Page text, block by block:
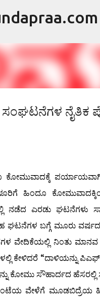
ನೈತಿಕ
ಪರ್ಯಾಯವಾಗಿ
ಹಿಂದೂ
ನಡೆದ ಎರಡು ಘಟನೆಗಳು
ಘಟನೆಗಳ ಬಗ್ಗೆ ಮೂರು
ವೇದಿಕೆಯಲ್ಲಿ ನಿಂತು ಮಾನವ
ಕೇಳಿದರೆ “ದಾಳಿಯನ್ನು
ಕೋಮು ಸೌಹಾರ್ದದ ಹೆಸರಲ್ಲಿ
ವೇಳೆಗೆ ಮೂಡಬಿದ್ರೆಯ